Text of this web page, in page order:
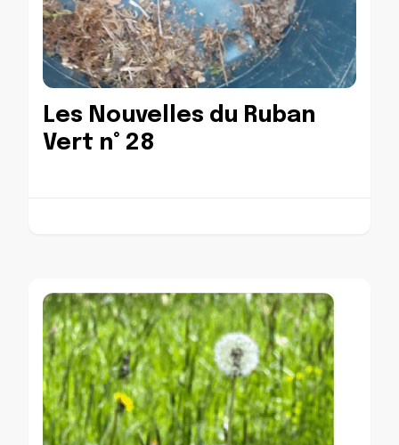
Les Nouvelles du Ruban
Vert n° 28